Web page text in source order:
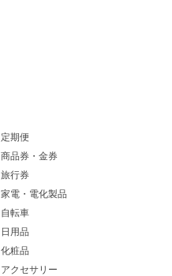
定期便
商品券・金券
旅行券
家電・電化製品
自転車
日用品
化粧品
アクセサリー